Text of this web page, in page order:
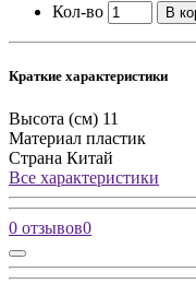
Кол-во В
Краткие характеристики
Высота (см) 11
Материал пластик
Страна Китай
Все характеристики
0 отзывов0